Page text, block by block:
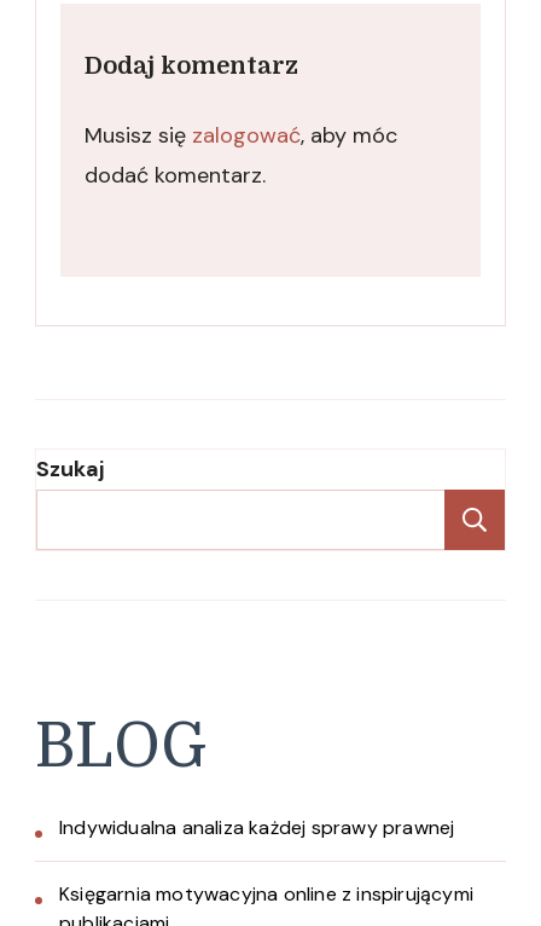
Dodaj komentarz
Musisz się zalogować, aby móc
dodać komentarz.
Szukaj
BLOG
Indywidualna analiza każdej sprawy prawnej
Księgarnia motywacyjna online z inspirującymi